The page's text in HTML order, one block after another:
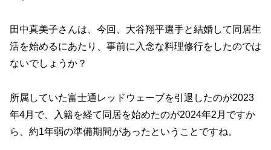
田中真美子さんは、今回、大谷翔平選手と結婚して同居生
活を始めるにあたり、事前に入念な料理修行をしたのでは
ないでしょうか？
所属していた富士通レッドウェーブを引退したのが2023
年4月で、入籍を経て同居を始めたのが2024年2月ですか
ら、約1年弱の準備期間があったということですね。